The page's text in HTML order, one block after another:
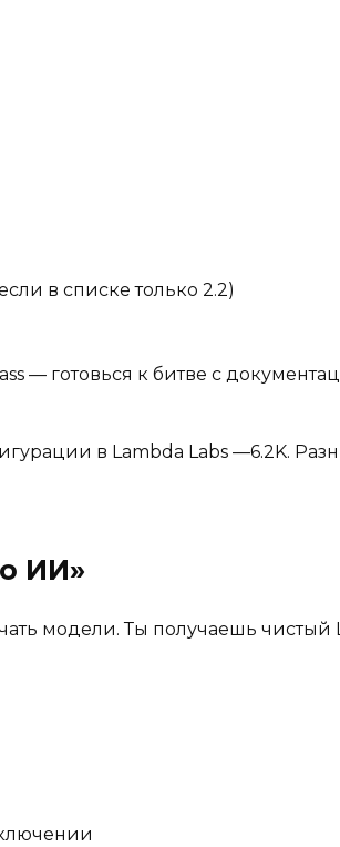
в списке только 2.2)
— готовься к битве с
в Lambda Labs —6.2K.
ИИ»
модели. Ты получаешь чистый